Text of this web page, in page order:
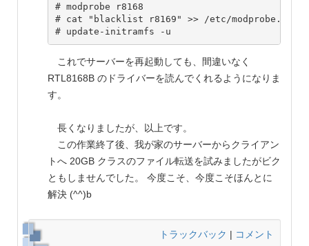
# modprobe r8168
# cat "blacklist r8169" >> /etc/modprobe.d/
これでサーバーを再起動しても、間違いなく
RTL8168B のドライバーを読んでくれるようになりま
す。
長くなりましたが、以上です。
この作業終了後、我が家のサーバーからクライアン
トへ 20GB クラスのファイル転送を試みましたがビク
ともしませんでした。 今度こそ、今度こそほんとに
解決 (^^)b
トラックバック | コメント